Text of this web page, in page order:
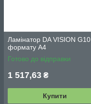
Ламінатор DA VISION G10
формату А4
Готово до відправки
1 517,63 ₴
Купити